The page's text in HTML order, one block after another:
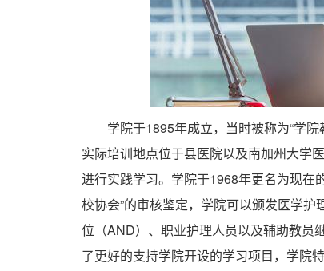
学院于1895年成立，当时被称为“学院
实际培训地点位于县医院以及南加州大学
进行实践学习。学院于1968年更名为现在
校协会”的审核鉴定，学院可以颁发医学
位（AND）、职业护理人员以及辅助教员
了更好的支持学院开设的学习项目，学院